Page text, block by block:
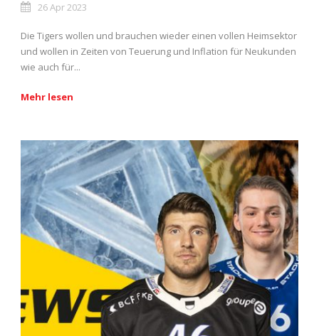
26 Apr 2023
Die Tigers wollen und brauchen wieder einen vollen Heimsektor
und wollen in Zeiten von Teuerung und Inflation für Neukunden
wie auch für...
Mehr lesen